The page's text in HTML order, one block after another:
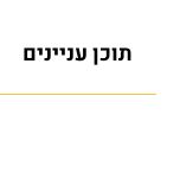
תוכן עניינים